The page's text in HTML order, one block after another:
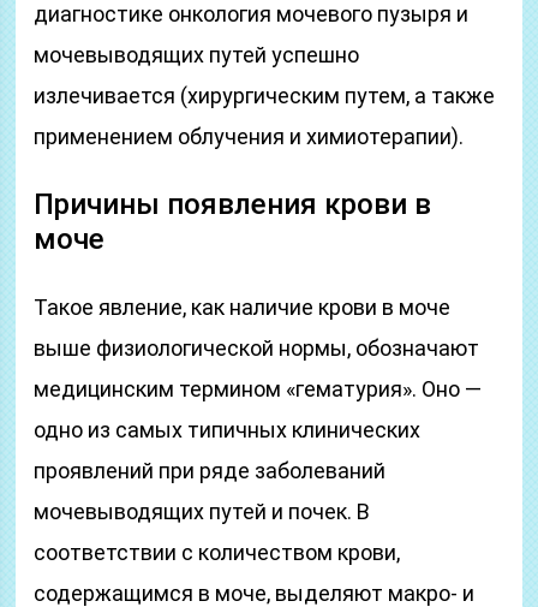
диагностике онкология мочевого пузыря и
мочевыводящих путей успешно
излечивается (хирургическим путем, а также
применением облучения и химиотерапии).
Причины появления крови в
моче
Такое явление, как наличие крови в моче
выше физиологической нормы, обозначают
медицинским термином «гематурия». Оно —
одно из самых типичных клинических
проявлений при ряде заболеваний
мочевыводящих путей и почек. В
соответствии с количеством крови,
содержащимся в моче, выделяют макро- и